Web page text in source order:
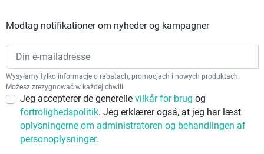
Modtag notifikationer om nyheder og kampagner
Wysyłamy tylko informacje o rabatach, promocjach i nowych produktach.
Możesz zrezygnować w każdej chwili.
Jeg accepterer de generelle vilkår for brug og
fortrolighedspolitik. Jeg erklærer også, at jeg har læst
oplysningerne om administratoren og behandlingen af
personoplysninger.